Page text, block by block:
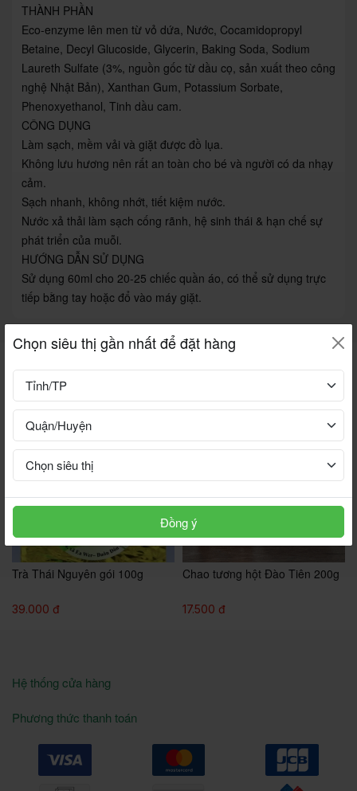
THÀNH PHẦN
Eco-enzyme lên men từ vỏ dứa, Nước, Cocamidopropyl
Betaine, Decyl Glucoside, Glycerin, Baking Soda, Sodium
Laureth Sulfate (3%, nguồn gốc từ dầu cọ, sản xuất theo công
nghệ Nhật Bản), Xanthan Gum, Potassium Sorbate,
Phenoxyethanol, Tinh dầu cam.
CÔNG DỤNG
Làm sạch, mềm vải và giặt được đồ lụa.
Không lưu hương nên rất an toàn cho bé và người có da nhạy
cảm.
Sạch nhanh, không nhớt, tiết kiệm nước.
Nước xả thải làm sạch cống rãnh, hệ sinh thái & hạn chế sự
phát triển của muỗi.
HƯỚNG DẪN SỬ DỤNG
Sử dụng 60ml cho 20-25 chiếc quần áo, có thể sử dụng trực
tiếp bằng tay hoặc đổ vào máy giặt.
FLASH SALE
Trà Thái Nguyên gói 100g
39.000 đ
Chao tương hột Đào Tiên 200g
17.500 đ
Hệ thống cửa hàng
Phương thức thanh toán
Chọn siêu thị gần nhất để đặt hàng
Đồng ý